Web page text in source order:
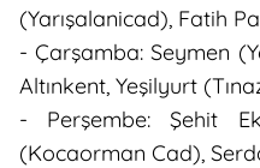
(Yarışalanicad), Fatih
- Çarşamba: Seymen
Altınkent, Yeşilyurt
- Perşembe: Şehit
(Kocaorman Cad),